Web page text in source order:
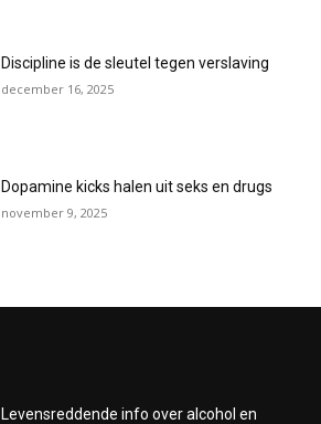
Discipline is de sleutel tegen verslaving
december 16, 2025
Dopamine kicks halen uit seks en drugs
november 9, 2025
Levensreddende info over alcohol en